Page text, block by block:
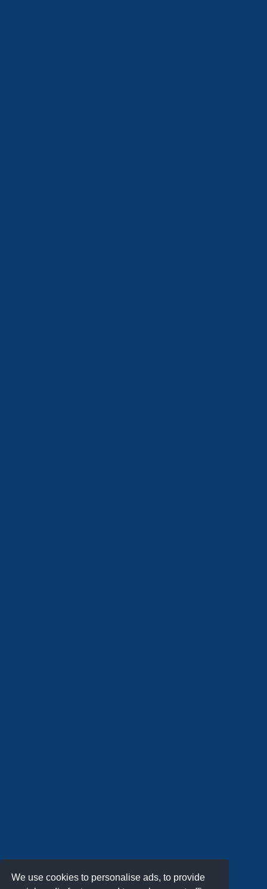
We use cookies to personalise ads, to provide